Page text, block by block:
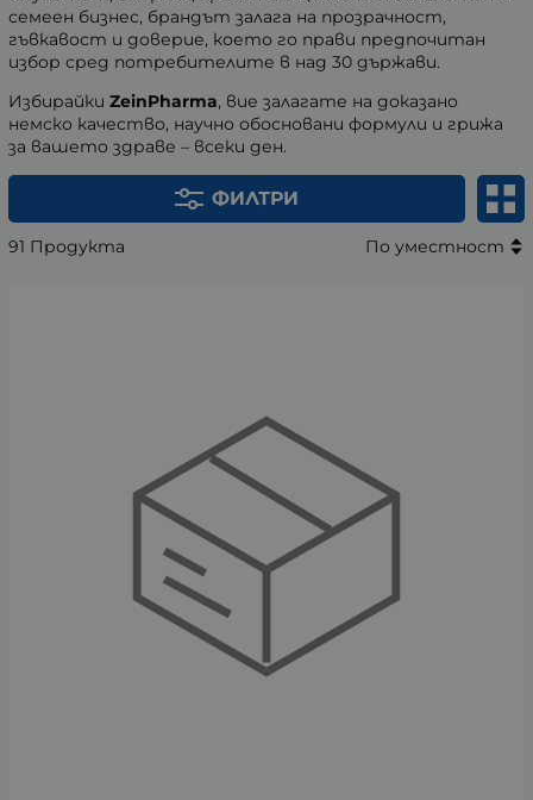
семеен бизнес, брандът залага на прозрачност,
гъвкавост и доверие, което го прави предпочитан
избор сред потребителите в над 30 държави.
Избирайки ZeinPharma, вие залагате на доказано
немско качество, научно обосновани формули и грижа
за вашето здраве – всеки ден.
ФИЛТРИ
91 Продукта По уместност